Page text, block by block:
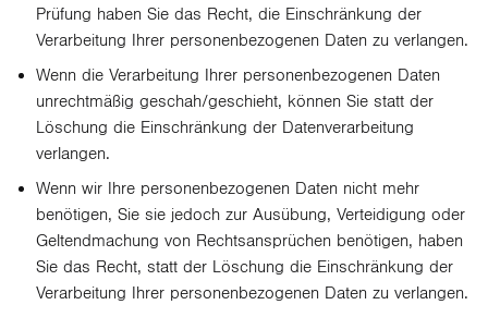
Prüfung haben Sie das Recht, die Einschränkung der
Verarbeitung Ihrer personenbezogenen Daten zu verlangen.
Wenn die Verarbeitung Ihrer personenbezogenen Daten
unrechtmäßig geschah/geschieht, können Sie statt der
Löschung die Einschränkung der Datenverarbeitung
verlangen.
Wenn wir Ihre personenbezogenen Daten nicht mehr
benötigen, Sie sie jedoch zur Ausübung, Verteidigung oder
Geltendmachung von Rechtsansprüchen benötigen, haben
Sie das Recht, statt der Löschung die Einschränkung der
Verarbeitung Ihrer personenbezogenen Daten zu verlangen.